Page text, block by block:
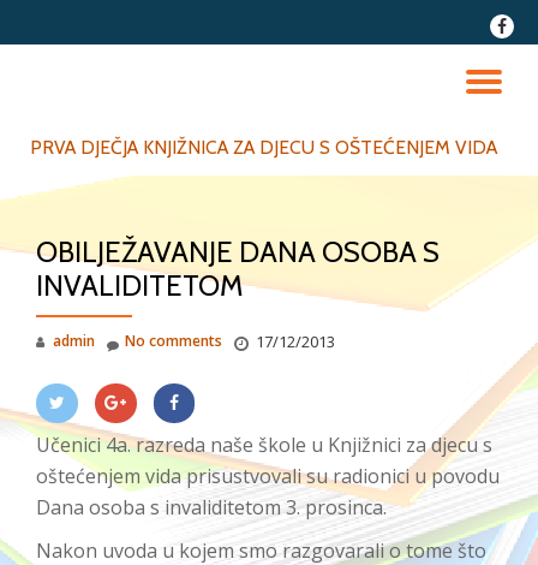
fa-
PRVA DJEČJA KNJIŽNICA ZA DJECU S OŠTEĆENJEM VIDA
OBILJEŽAVANJE DANA OSOBA S
INVALIDITETOM
admin 17/12/2013
No comments
Učenici 4a. razreda naše škole u Knjižnici za djecu s
oštećenjem vida prisustvovali su radionici u povodu
Dana osoba s invaliditetom 3. prosinca.
Nakon uvoda u kojem smo razgovarali o tome što